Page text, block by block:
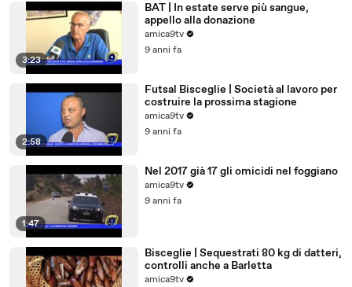
3:23
BAT | In estate serve più sangue,
appello alla donazione
amica9tv
9 anni fa
2:58
Futsal Bisceglie | Società al lavoro per
costruire la prossima stagione
amica9tv
9 anni fa
1:47
Nel 2017 già 17 gli omicidi nel foggiano
amica9tv
9 anni fa
Bisceglie | Sequestrati 80 kg di datteri,
controlli anche a Barletta
amica9tv